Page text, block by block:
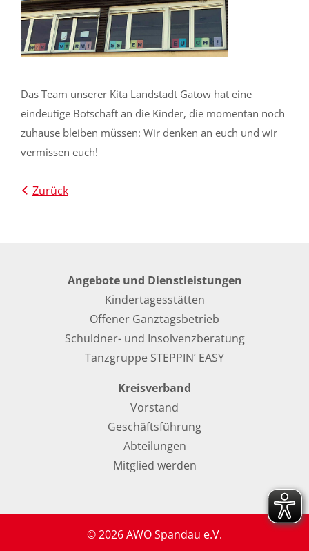
Das Team unserer Kita Landstadt Gatow hat eine
eindeutige Botschaft an die Kinder, die momentan noch
zuhause bleiben müssen: Wir denken an euch und wir
vermissen euch!
Zurück
Angebote und Dienstleistungen
Kindertagesstätten
Offener Ganztagsbetrieb
Schuldner- und Insolvenzberatung
Tanzgruppe STEPPIN’ EASY
Kreisverband
Vorstand
Geschäftsführung
Abteilungen
Mitglied werden
© 2026 AWO Spandau e.V.